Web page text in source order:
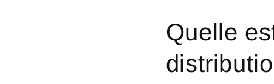
Quelle